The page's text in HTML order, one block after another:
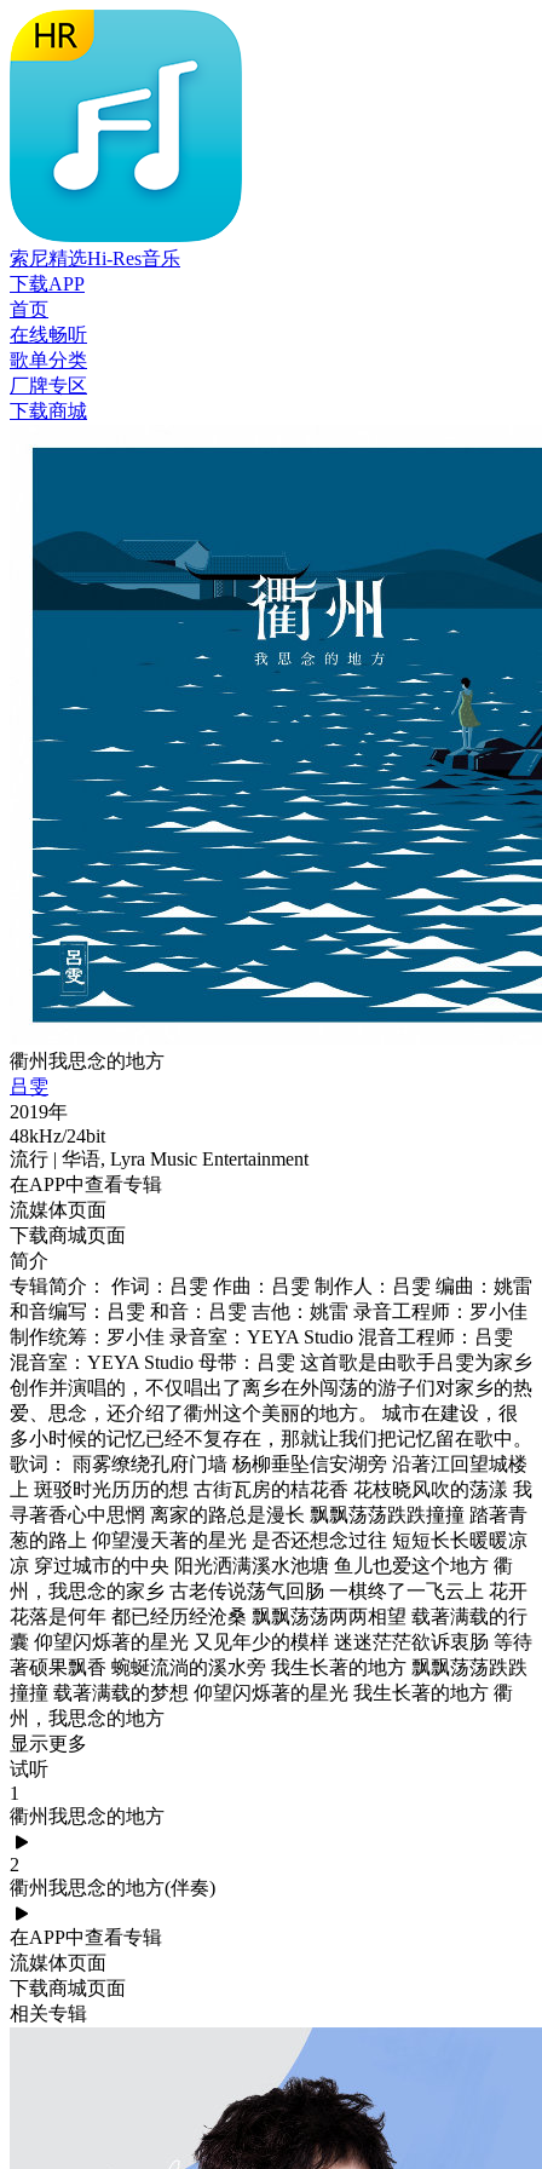
索尼精选Hi-Res音乐
下载APP
首页
在线畅听
歌单分类
厂牌专区
下载商城
衢州我思念的地方
吕雯
2019年
48kHz/24bit
流行 | 华语, Lyra Music Entertainment
在APP中查看专辑
流媒体页面
下载商城页面
简介
专辑简介： 作词：吕雯 作曲：吕雯 制作人：吕雯 编曲：姚雷
和音编写：吕雯 和音：吕雯 吉他：姚雷 录音工程师：罗小佳
制作统筹：罗小佳 录音室：YEYA Studio 混音工程师：吕雯
混音室：YEYA Studio 母带：吕雯 这首歌是由歌手吕雯为家乡
创作并演唱的，不仅唱出了离乡在外闯荡的游子们对家乡的热
爱、思念，还介绍了衢州这个美丽的地方。 城市在建设，很
多小时候的记忆已经不复存在，那就让我们把记忆留在歌中。
歌词： 雨雾缭绕孔府门墙 杨柳垂坠信安湖旁 沿著江回望城楼
上 斑驳时光历历的想 古街瓦房的桔花香 花枝晓风吹的荡漾 我
寻著香心中思惘 离家的路总是漫长 飘飘荡荡跌跌撞撞 踏著青
葱的路上 仰望漫天著的星光 是否还想念过往 短短长长暖暖凉
凉 穿过城市的中央 阳光洒满溪水池塘 鱼儿也爱这个地方 衢
州，我思念的家乡 古老传说荡气回肠 一棋终了一飞云上 花开
花落是何年 都已经历经沧桑 飘飘荡荡两两相望 载著满载的行
囊 仰望闪烁著的星光 又见年少的模样 迷迷茫茫欲诉衷肠 等待
著硕果飘香 蜿蜒流淌的溪水旁 我生长著的地方 飘飘荡荡跌跌
撞撞 载著满载的梦想 仰望闪烁著的星光 我生长著的地方 衢
州，我思念的地方
显示更多
试听
1
衢州我思念的地方
2
衢州我思念的地方(伴奏)
在APP中查看专辑
流媒体页面
下载商城页面
相关专辑